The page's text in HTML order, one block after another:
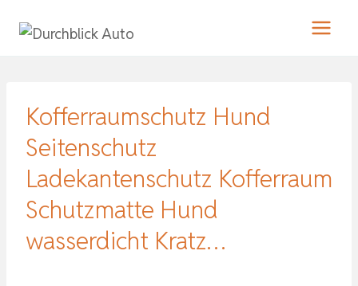
Inhalt
Kofferraumschutz Hund
Seitenschutz
Ladekantenschutz Kofferraum
Schutzmatte Hund
wasserdicht Kratz…